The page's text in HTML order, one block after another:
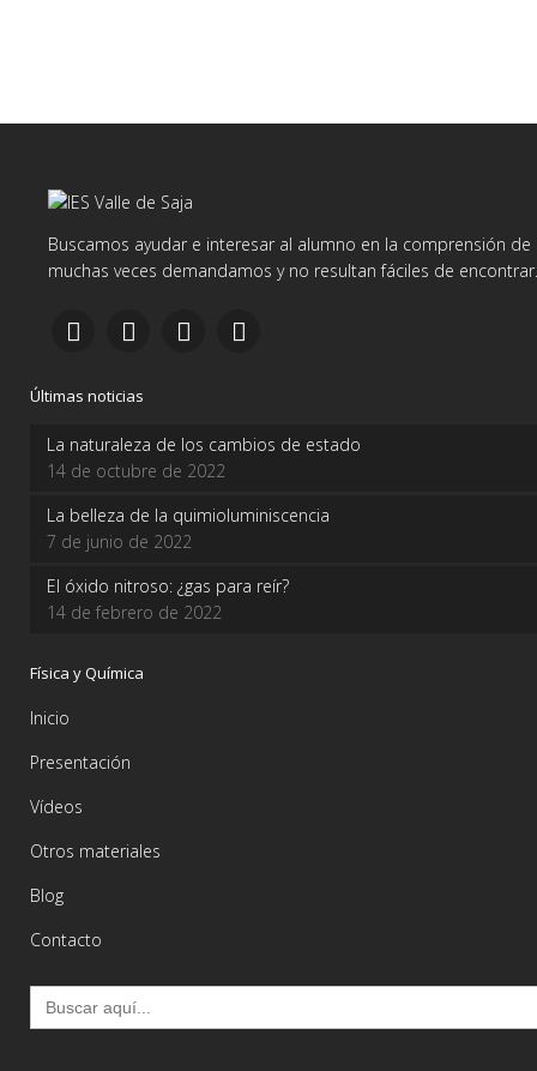
Buscamos ayudar e interesar al alumno en la comprensión
muchas veces demandamos y no resultan fáciles de encontrar.
Últimas noticias
La naturaleza de los cambios de estado
14 de octubre de 2022
La belleza de la quimioluminiscencia
7 de junio de 2022
El óxido nitroso: ¿gas para reír?
14 de febrero de 2022
Física y Química
Inicio
Presentación
Vídeos
Otros materiales
Blog
Contacto
Buscar: